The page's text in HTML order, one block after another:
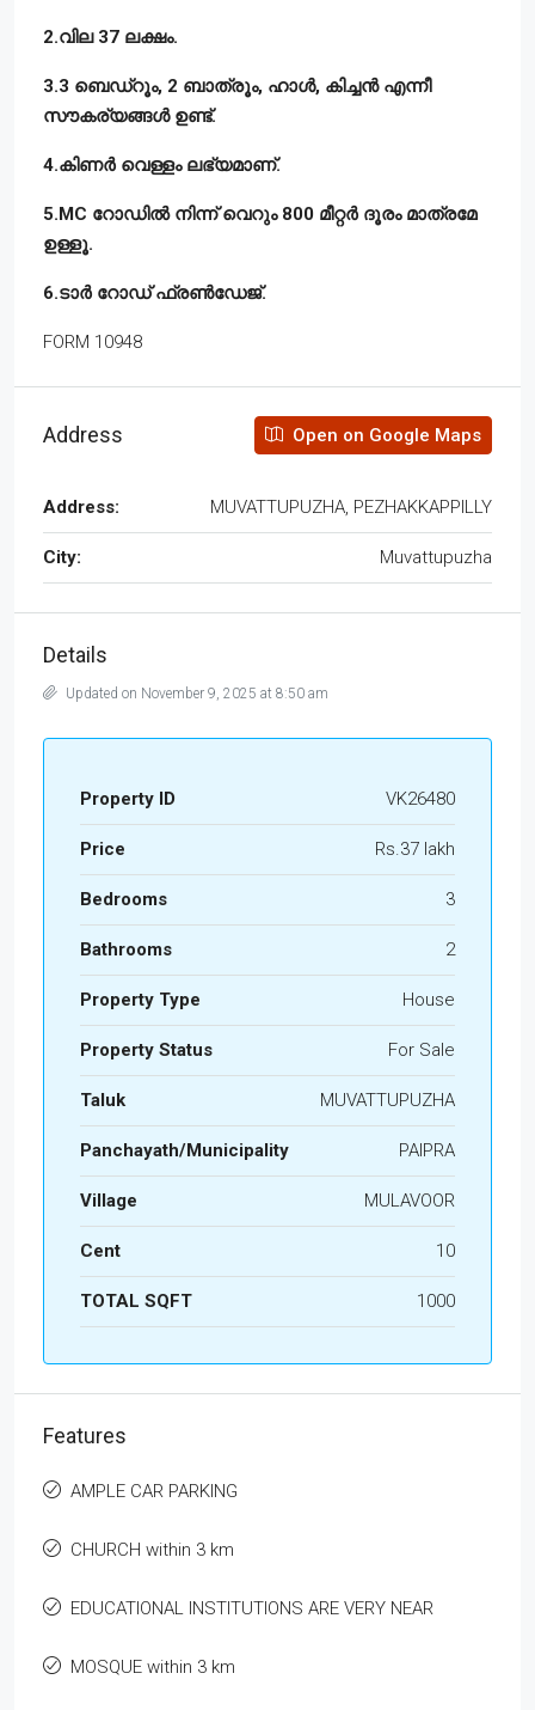
2.വില 37 ലക്ഷം.
3.3 ബെഡ്‌റൂം, 2 ബാത്രൂം, ഹാൾ, കിച്ചൻ എന്നീ
സൗകര്യങ്ങൾ ഉണ്ട്.
4.കിണർ വെള്ളം ലഭ്യമാണ്.
5.MC റോഡിൽ നിന്ന് വെറും 800 മീറ്റർ ദൂരം മാത്രമേ
ഉള്ളൂ.
6.ടാർ റോഡ് ഫ്രൺഡേജ്.
FORM 10948
Address Open on Google Maps
Address: MUVATTUPUZHA, PEZHAKKAPPILLY
City: Muvattupuzha
Details
Updated on November 9, 2025 at 8:50 am
Property ID VK26480
Price Rs.37 lakh
Bedrooms 3
Bathrooms 2
Property Type House
Property Status For Sale
Taluk MUVATTUPUZHA
Panchayath/Municipality PAIPRA
Village MULAVOOR
Cent 10
TOTAL SQFT 1000
Features
AMPLE CAR PARKING
CHURCH within 3 km
EDUCATIONAL INSTITUTIONS ARE VERY NEAR
MOSQUE within 3 km